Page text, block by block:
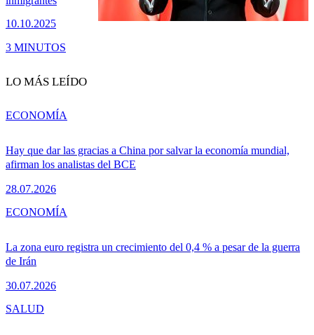
10.10.2025
3 MINUTOS
LO MÁS LEÍDO
Hay que dar las gracias a China por salvar la economía mundial,
afirman los analistas del BCE
28.07.2026
ECONOMÍA
La zona euro registra un crecimiento del 0,4 % a pesar de la guerra
de Irán
30.07.2026
ECONOMÍA
SALUD